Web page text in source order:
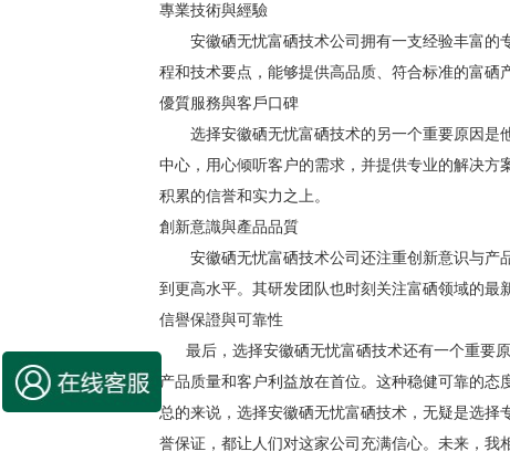
專業技術與經驗
安徽硒无忧富硒技术公司拥有一支经验丰富的
程和技术要点，能够提供高品质、符合标准的富硒
優質服務與客戶口碑
选择安徽硒无忧富硒技术的另一个重要原因是
中心，用心倾听客户的需求，并提供专业的解决
积累的信誉和实力之上。
創新意識與產品品質
安徽硒无忧富硒技术公司还注重创新意识与产
到更高水平。其研发团队也时刻关注富硒领域的最
信譽保證與可靠性
最后，选择安徽硒无忧富硒技术还有一个重要原
产品质量和客户利益放在首位。这种稳健可靠的态
总的来说，选择安徽硒无忧富硒技术，无疑是选
誉保证，都让人们对这家公司充满信心。未来，我